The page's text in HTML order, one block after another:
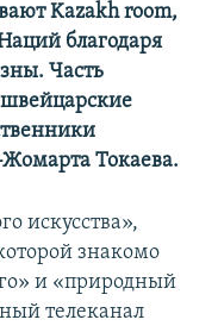
Kazakh room,
благодаря
Часть
Токаева.
искусства»,
знакомо
и «природный
телеканал